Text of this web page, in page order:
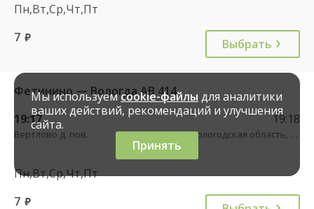
Пн,Вт,Ср,Чт,Пт
7 руб. Выбрать
Фетинино — Вологда АВ 414
19:17
Вертлово д. пов.
19:18
Россия, Вологодская область, 19-220ОПМЗ19Н-105 трасса
Пн,Вт,Ср,Чт,Пт
7 руб.
Мы используемcookie-файлы для аналитики
ваших действий, рекомендаций и улучшения
сайта.
Принять